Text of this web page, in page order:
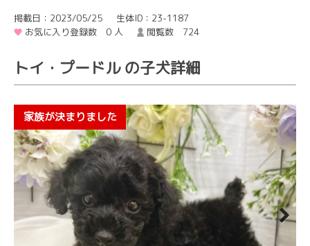
掲載日：2023/05/25
生体ID：23-1187
お気に入り登録数 0 人
閲覧数 724
トイ・プードル の子犬詳細
Next